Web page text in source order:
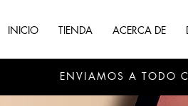
INICIO TIENDA ACERCA DE
ENVIAMOS A TODO